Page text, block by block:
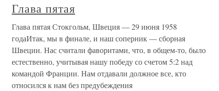
Глава пятая
Глава пятая Стокгольм, Швеция — 29 июня 1958
годаИтак, мы в финале, и наш соперник — сборная
Швеции. Нас считали фаворитами, что, в общем-то, было
естественно, учитывая нашу победу со счетом 5:2 над
командой Франции. Нам отдавали должное все, кто
относился к нам без предубеждения